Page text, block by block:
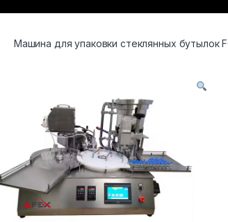
Машина для упаковки стеклянных бутылок